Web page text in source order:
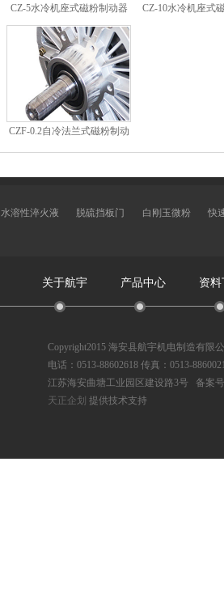
CZ-5水冷机座式磁粉制动器 CZ-10水冷机座式
CZF-0.2自冷法兰式磁粉制动
水溶性淬火液 脱硫挡板门 白刚玉微粉 快
关于航宇 产品中心 资料
Copyright2015 海安县航宇机电制造有限
电话：0513-88602618 传真：0513-
江苏海安曲塘工业园区建设路3号 备案
天正企划 提供技术支持